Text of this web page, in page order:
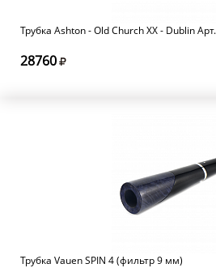
Трубка Ashton - Old Church XX - Dublin
28760
Трубка Vauen SPIN 4 (фильтр 9 мм)